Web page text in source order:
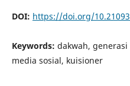
DOI: https://doi.org/
Keywords: dakwah,
media sosial, kuisioner